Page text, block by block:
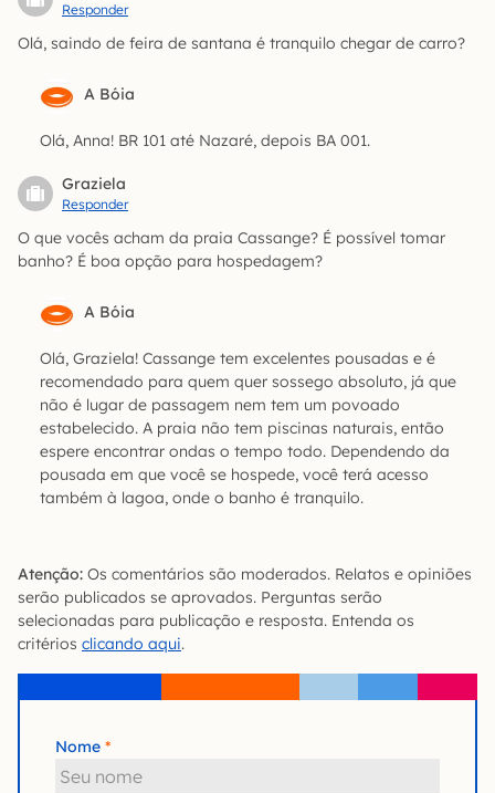
Responder
Olá, saindo de feira de santana é tranquilo chegar de carro?
A Bóia
Olá, Anna! BR 101 até Nazaré, depois BA 001.
Graziela
Responder
O que vocês acham da praia Cassange? É possível tomar
banho? É boa opção para hospedagem?
A Bóia
Olá, Graziela! Cassange tem excelentes pousadas e é
recomendado para quem quer sossego absoluto, já que
não é lugar de passagem nem tem um povoado
estabelecido. A praia não tem piscinas naturais, então
espere encontrar ondas o tempo todo. Dependendo da
pousada em que você se hospede, você terá acesso
também à lagoa, onde o banho é tranquilo.
Atenção: Os comentários são moderados. Relatos e opiniões
serão publicados se aprovados. Perguntas serão
selecionadas para publicação e resposta. Entenda os
critérios clicando aqui.
Nome